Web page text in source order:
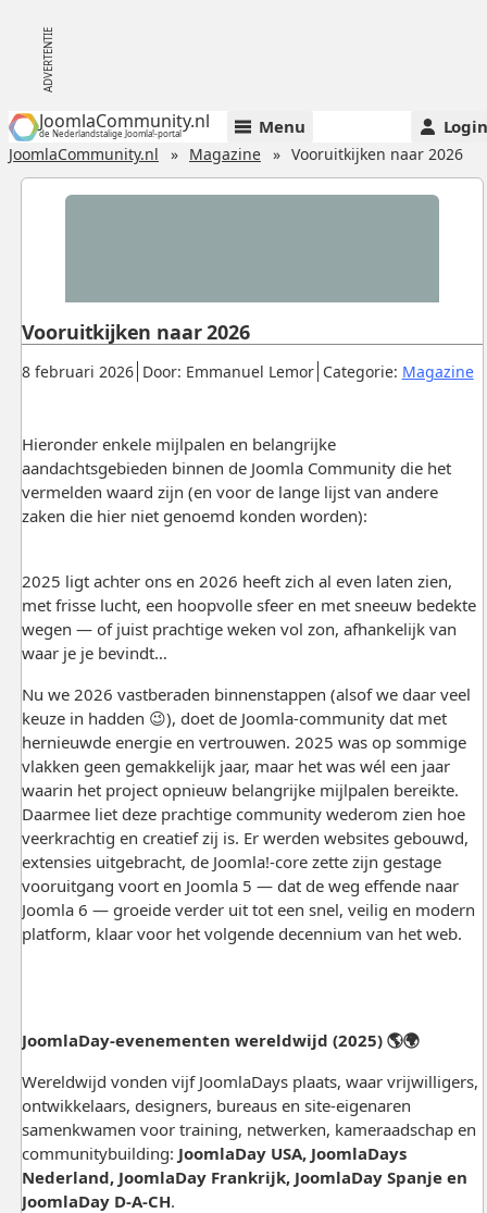
JoomlaCommunity.nl
de Nederlandstalige Joomla!-portal Menu Login
JoomlaCommunity.nl Magazine Vooruitkijken naar 2026
Gepubliceerd:
8 februari 2026. Door: Emmanuel Lemor. Categorie: Magazine.
Vooruitkijken naar 2026
Hieronder enkele mijlpalen en belangrijke
aandachtsgebieden binnen de Joomla Community die het
vermelden waard zijn (en voor de lange lijst van andere
zaken die hier niet genoemd konden worden):
2025 ligt achter ons en 2026 heeft zich al even laten zien,
met frisse lucht, een hoopvolle sfeer en met sneeuw bedekte
wegen — of juist prachtige weken vol zon, afhankelijk van
waar je je bevindt…
Nu we 2026 vastberaden binnenstappen (alsof we daar veel
keuze in hadden 😉), doet de Joomla-community dat met
hernieuwde energie en vertrouwen. 2025 was op sommige
vlakken geen gemakkelijk jaar, maar het was wél een jaar
waarin het project opnieuw belangrijke mijlpalen bereikte.
Daarmee liet deze prachtige community wederom zien hoe
veerkrachtig en creatief zij is. Er werden websites gebouwd,
extensies uitgebracht, de Joomla!-core zette zijn gestage
vooruitgang voort en Joomla 5 — dat de weg effende naar
Joomla 6 — groeide verder uit tot een snel, veilig en modern
platform, klaar voor het volgende decennium van het web.
JoomlaDay-evenementen wereldwijd (2025) 🌎🌍
Wereldwijd vonden vijf JoomlaDays plaats, waar vrijwilligers,
ontwikkelaars, designers, bureaus en site-eigenaren
samenkwamen voor training, netwerken, kameraadschap en
communitybuilding: JoomlaDay USA, JoomlaDays
Nederland, JoomlaDay Frankrijk, JoomlaDay Spanje en
JoomlaDay D-A-CH.